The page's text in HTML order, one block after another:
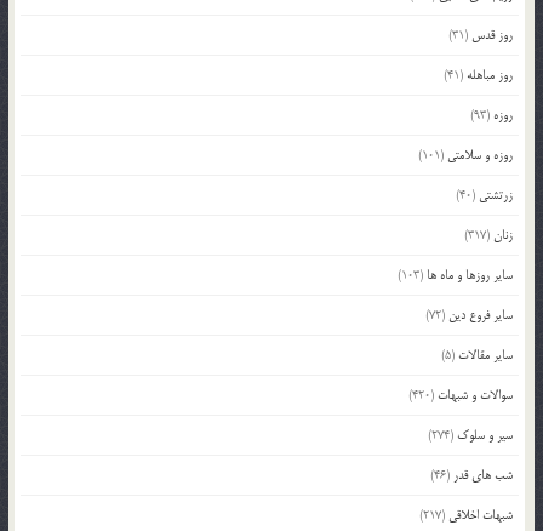
روز قدس (31)
روز مباهله (41)
روزه (93)
روزه و سلامتی (101)
زرتشتی (40)
زنان(317)
سایر روزها و ماه ها (103)
سایر فروع دین (72)
سایر مقالات (5)
سوالات و شبهات (420)
سیر و سلوک (274)
شب های قدر (46)
شبهات اخلاقی (217)